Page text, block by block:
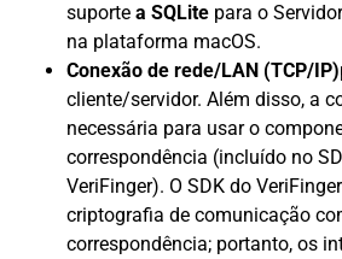
suporte a SQLite para o
na plataforma macOS.
Conexão de rede/LAN (TCP/IP)
cliente/servidor. Além disso, a
necessária para usar o
correspondência (incluído no
VeriFinger). O SDK do
criptografia de comunicação
correspondência; portanto, os